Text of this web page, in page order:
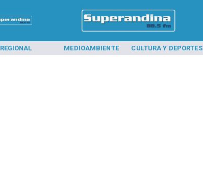
REGIONAL MEDIOAMBIENTE CULTURA Y DEPORTES